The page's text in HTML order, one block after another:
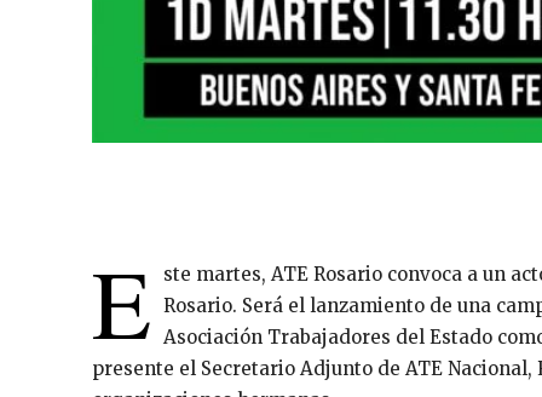
E
ste martes, ATE Rosario convoca a un
Rosario. Será el lanzamiento de una
Asociación Trabajadores del Estado
presente el Secretario Adjunto de ATE